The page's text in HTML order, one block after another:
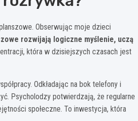
Obserwując moje dzieci
rozwijają logiczne myślenie, uczą
która w dzisiejszych czasach jest
Odkładając na bok telefony i
Psycholodzy potwierdzają, że regularne
społeczne. To inwestycja, która